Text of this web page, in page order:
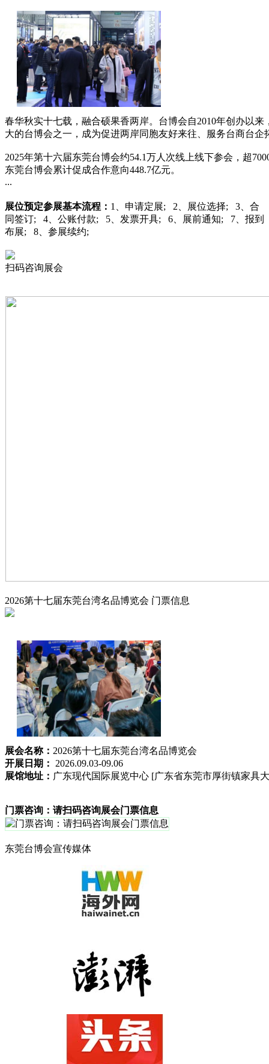
春华秋实十七载，融合硕果香两岸。台博会自2010年创办以
大的台博会之一，成为促进两岸同胞友好来往、服务台商台企
2025年第十六届东莞台博会约54.1万人次线上线下参会，超
东莞台博会累计促成合作意向448.7亿元。
...
展位预定参展基本流程： 1、申请定展; 2、展位选择; 3、合
同签订; 4、公账付款; 5、发票开具; 6、展前通知; 7、报到
布展; 8、参展续约;
扫码咨询展会
2026第十七届东莞台湾名品博览会 门票信息
展会名称： 2026第十七届东莞台湾名品博览会
开展日期：
2026.09.03-09.06
展馆地址： 广东现代国际展览中心 [广东省东莞市厚街镇家具
门票咨询：请扫码咨询展会门票信息
东莞台博会‌宣传媒体